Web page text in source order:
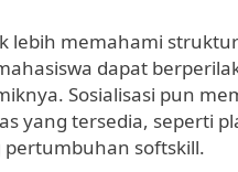
lebih memahami
dapat
Sosialisasi pun
yang tersedia, seperti
softskill.